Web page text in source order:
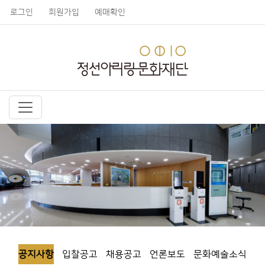
로그인 회원가입 예매확인
공지사항 입찰공고 채용공고 언론보도
문화예술소식